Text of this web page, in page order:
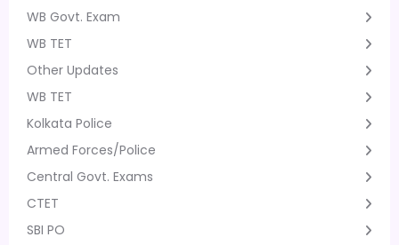
WB Govt. Exam
WB TET
Other Updates
WB TET
Kolkata Police
Armed Forces/Police
Central Govt. Exams
CTET
SBI PO